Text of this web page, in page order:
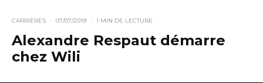
CARRIÈRES · 07/07/2019 · 1 MIN DE LECTURE
Alexandre Respaut démarre
chez Wili